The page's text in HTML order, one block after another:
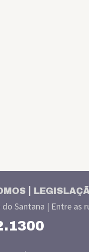
Santana | Entre as